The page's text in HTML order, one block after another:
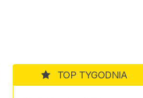
TOP TYGODNIA